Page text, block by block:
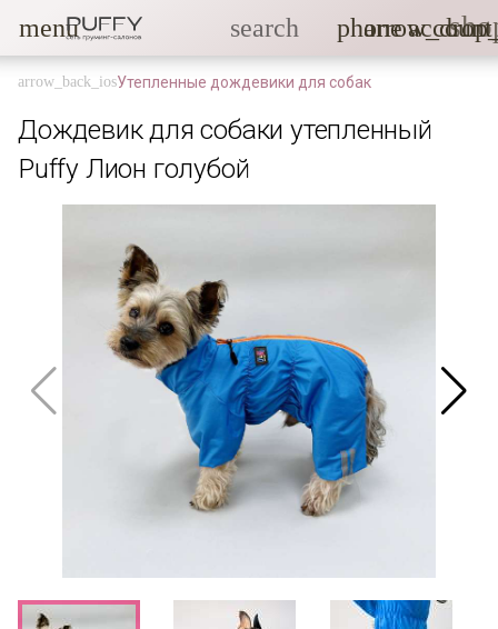
menu search phone
Утепленные дождевики для собак
Дождевик для собаки утепленный
Puffy Лион голубой